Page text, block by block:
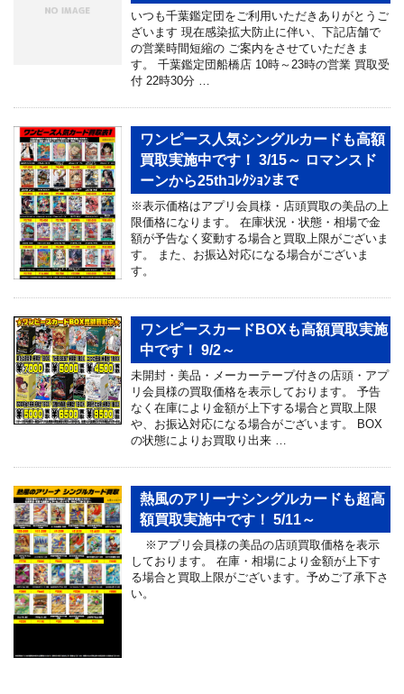
いつも千葉鑑定団をご利用いただきありがとうご
ざいます 現在感染拡大防止に伴い、下記店舗で
の営業時間短縮の ご案内をさせていただきま
す。 千葉鑑定団船橋店 10時～23時の営業 買取受
付 22時30分 …
ワンピース人気シングルカードも高額
買取実施中です！ 3/15～ ロマンスド
ーンから25thｺﾚｸｼｮﾝまで
※表示価格はアプリ会員様・店頭買取の美品の上
限価格になります。 在庫状況・状態・相場で金
額が予告なく変動する場合と買取上限がございま
す。 また、お振込対応になる場合がございま
す。
ワンピースカードBOXも高額買取実施
中です！ 9/2～
未開封・美品・メーカーテープ付きの店頭・アプ
リ会員様の買取価格を表示しております。 予告
なく在庫により金額が上下する場合と買取上限
や、お振込対応になる場合がございます。 BOX
の状態によりお買取り出来 …
熱風のアリーナシングルカードも超高
額買取実施中です！ 5/11～
※アプリ会員様の美品の店頭買取価格を表示
しております。 在庫・相場により金額が上下す
る場合と買取上限がございます。予めご了承下さ
い。